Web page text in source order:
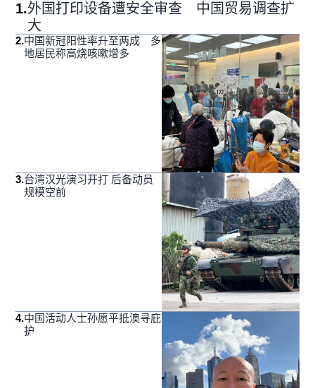
1.外国打印设备遭安全审查 中国贸易调查扩
大
2.中国新冠阳性率升至两成 多
地居民称高烧咳嗽增多
3.台湾汉光演习开打 后备动员
规模空前
4.中国活动人士孙愿平抵澳寻庇
护